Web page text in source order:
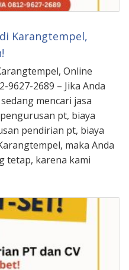
Karangtempel,
Online
9627-2689 – Jika Anda
mencari jasa
pt, biaya
pendirian pt, biaya
maka Anda
tetap, karena kami